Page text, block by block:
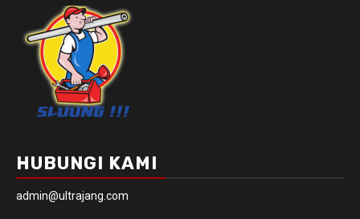
HUBUNGI KAMI
admin@ultrajang.com